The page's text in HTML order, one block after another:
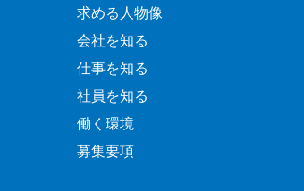
求める人物像
会社を知る
仕事を知る
社員を知る
働く環境
募集要項